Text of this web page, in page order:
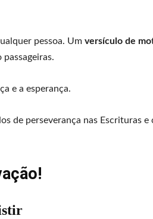
pessoa. Um versículo de
e a esperança.
de perseverança nas Escrituras